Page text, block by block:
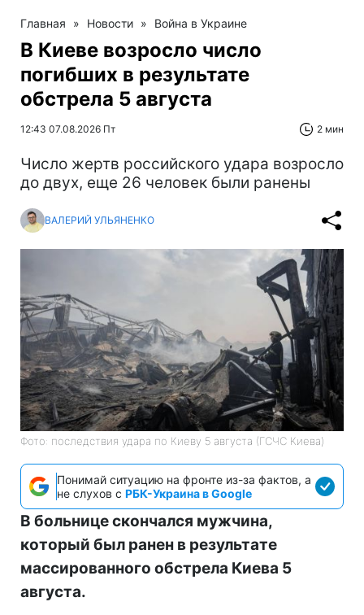
Главная » Новости » Война в Украине
В Киеве возросло число
погибших в результате
обстрела 5 августа
12:43 07.08.2026 Пт 2 мин
Число жертв российского удара возросло
до двух, еще 26 человек были ранены
ВАЛЕРИЙ УЛЬЯНЕНКО
Фото: последствия удара по Киеву 5 августа (ГСЧС Киева)
Понимай ситуацию на фронте из-за фактов, а
не слухов с РБК-Украина в Google
В больнице скончался мужчина,
который был ранен в результате
массированного обстрела Киева 5
августа.